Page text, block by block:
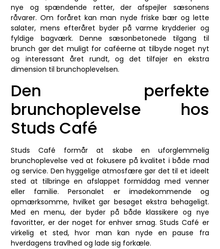
nye og spændende retter, der afspejler sæsonens
råvarer. Om foråret kan man nyde friske bær og lette
salater, mens efteråret byder på varme krydderier og
fyldige bagværk. Denne sæsonbetonede tilgang til
brunch gør det muligt for caféerne at tilbyde noget nyt
og interessant året rundt, og det tilføjer en ekstra
dimension til brunchoplevelsen.
Den perfekte
brunchoplevelse hos
Studs Café
Studs Café formår at skabe en uforglemmelig
brunchoplevelse ved at fokusere på kvalitet i både mad
og service. Den hyggelige atmosfære gør det til et ideelt
sted at tilbringe en afslappet formiddag med venner
eller familie. Personalet er imødekommende og
opmærksomme, hvilket gør besøget ekstra behageligt.
Med en menu, der byder på både klassikere og nye
favoritter, er der noget for enhver smag. Studs Café er
virkelig et sted, hvor man kan nyde en pause fra
hverdagens travlhed og lade sig forkæle.